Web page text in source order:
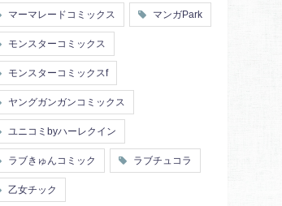
マーマレードコミックス マンガPark
モンスターコミックス
モンスターコミックスf
ヤングガンガンコミックス
ユニコミbyハーレクイン
ラブきゅんコミック ラブチュコラ
乙女チック